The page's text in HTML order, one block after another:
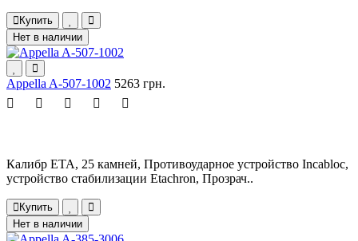
Купить
Нет в наличии
Appella A-507-1002 5263 грн.
Калибр ETA, 25 камней, Противоударное устройство Incabloc,
устройство стабилизации Etachron, Прозрач..
Купить
Нет в наличии